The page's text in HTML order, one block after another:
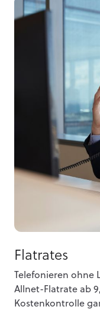
Flatrates
Telefonieren ohne
Allnet-Flatrate ab
Kostenkontrolle